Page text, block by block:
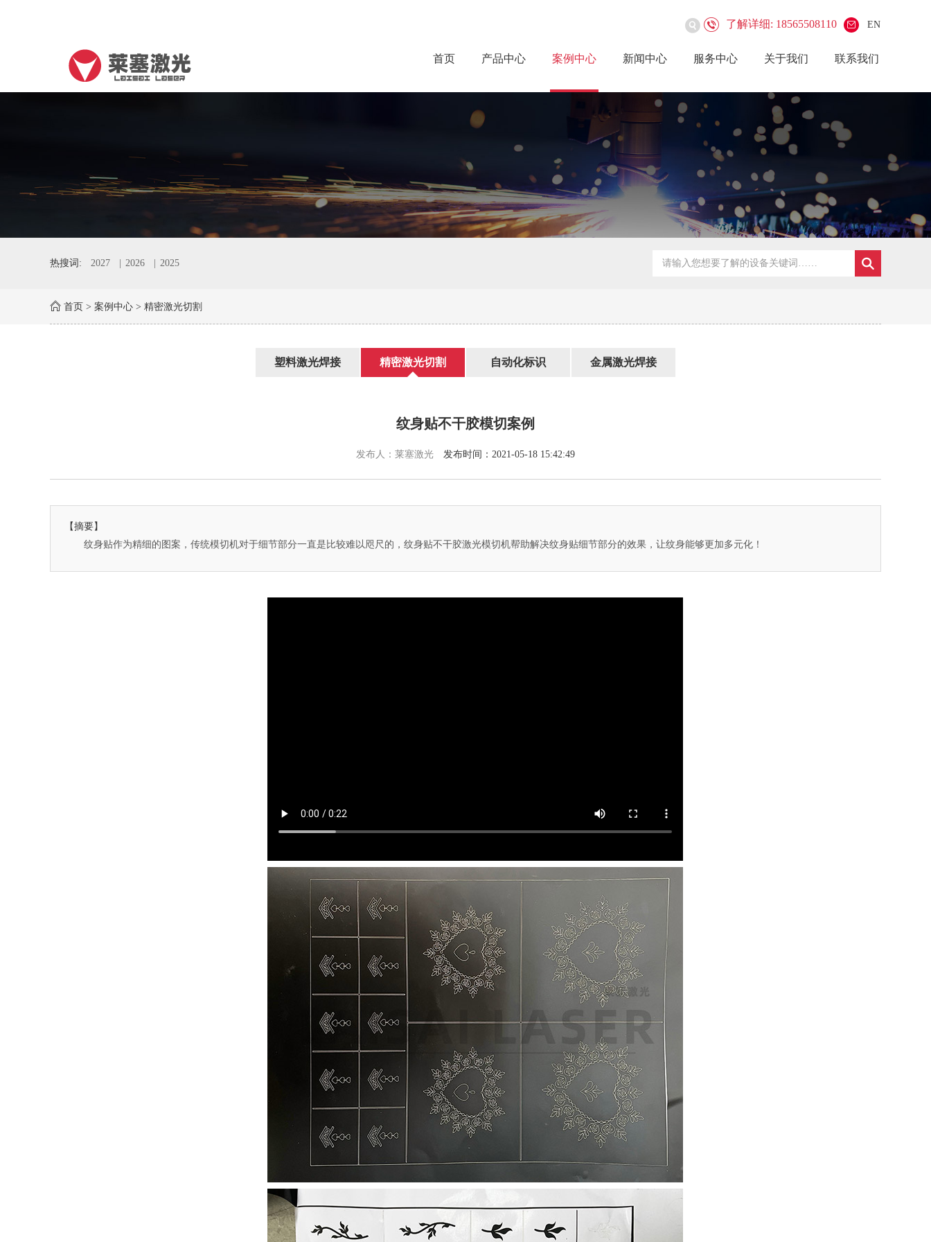
EN
了解详细: 18565508110
首页 产品中心 案例中心 新闻中心 服务中心 关于我们 联系我们
热搜词: 2027 2026 2025
首页 > 案例中心 > 精密激光切割
塑料激光焊接 精密激光切割 自动化标识 金属激光焊接
纹身贴不干胶模切案例
发布人：莱塞激光 发布时间：2021-05-18 15:42:49
【摘要】
纹身贴作为精细的图案，传统模切机对于细节部分一直是比较难以咫尺的，纹身贴不干胶激光模切机帮助解决纹身贴细节部分的效果，让纹身能够更加多元化！